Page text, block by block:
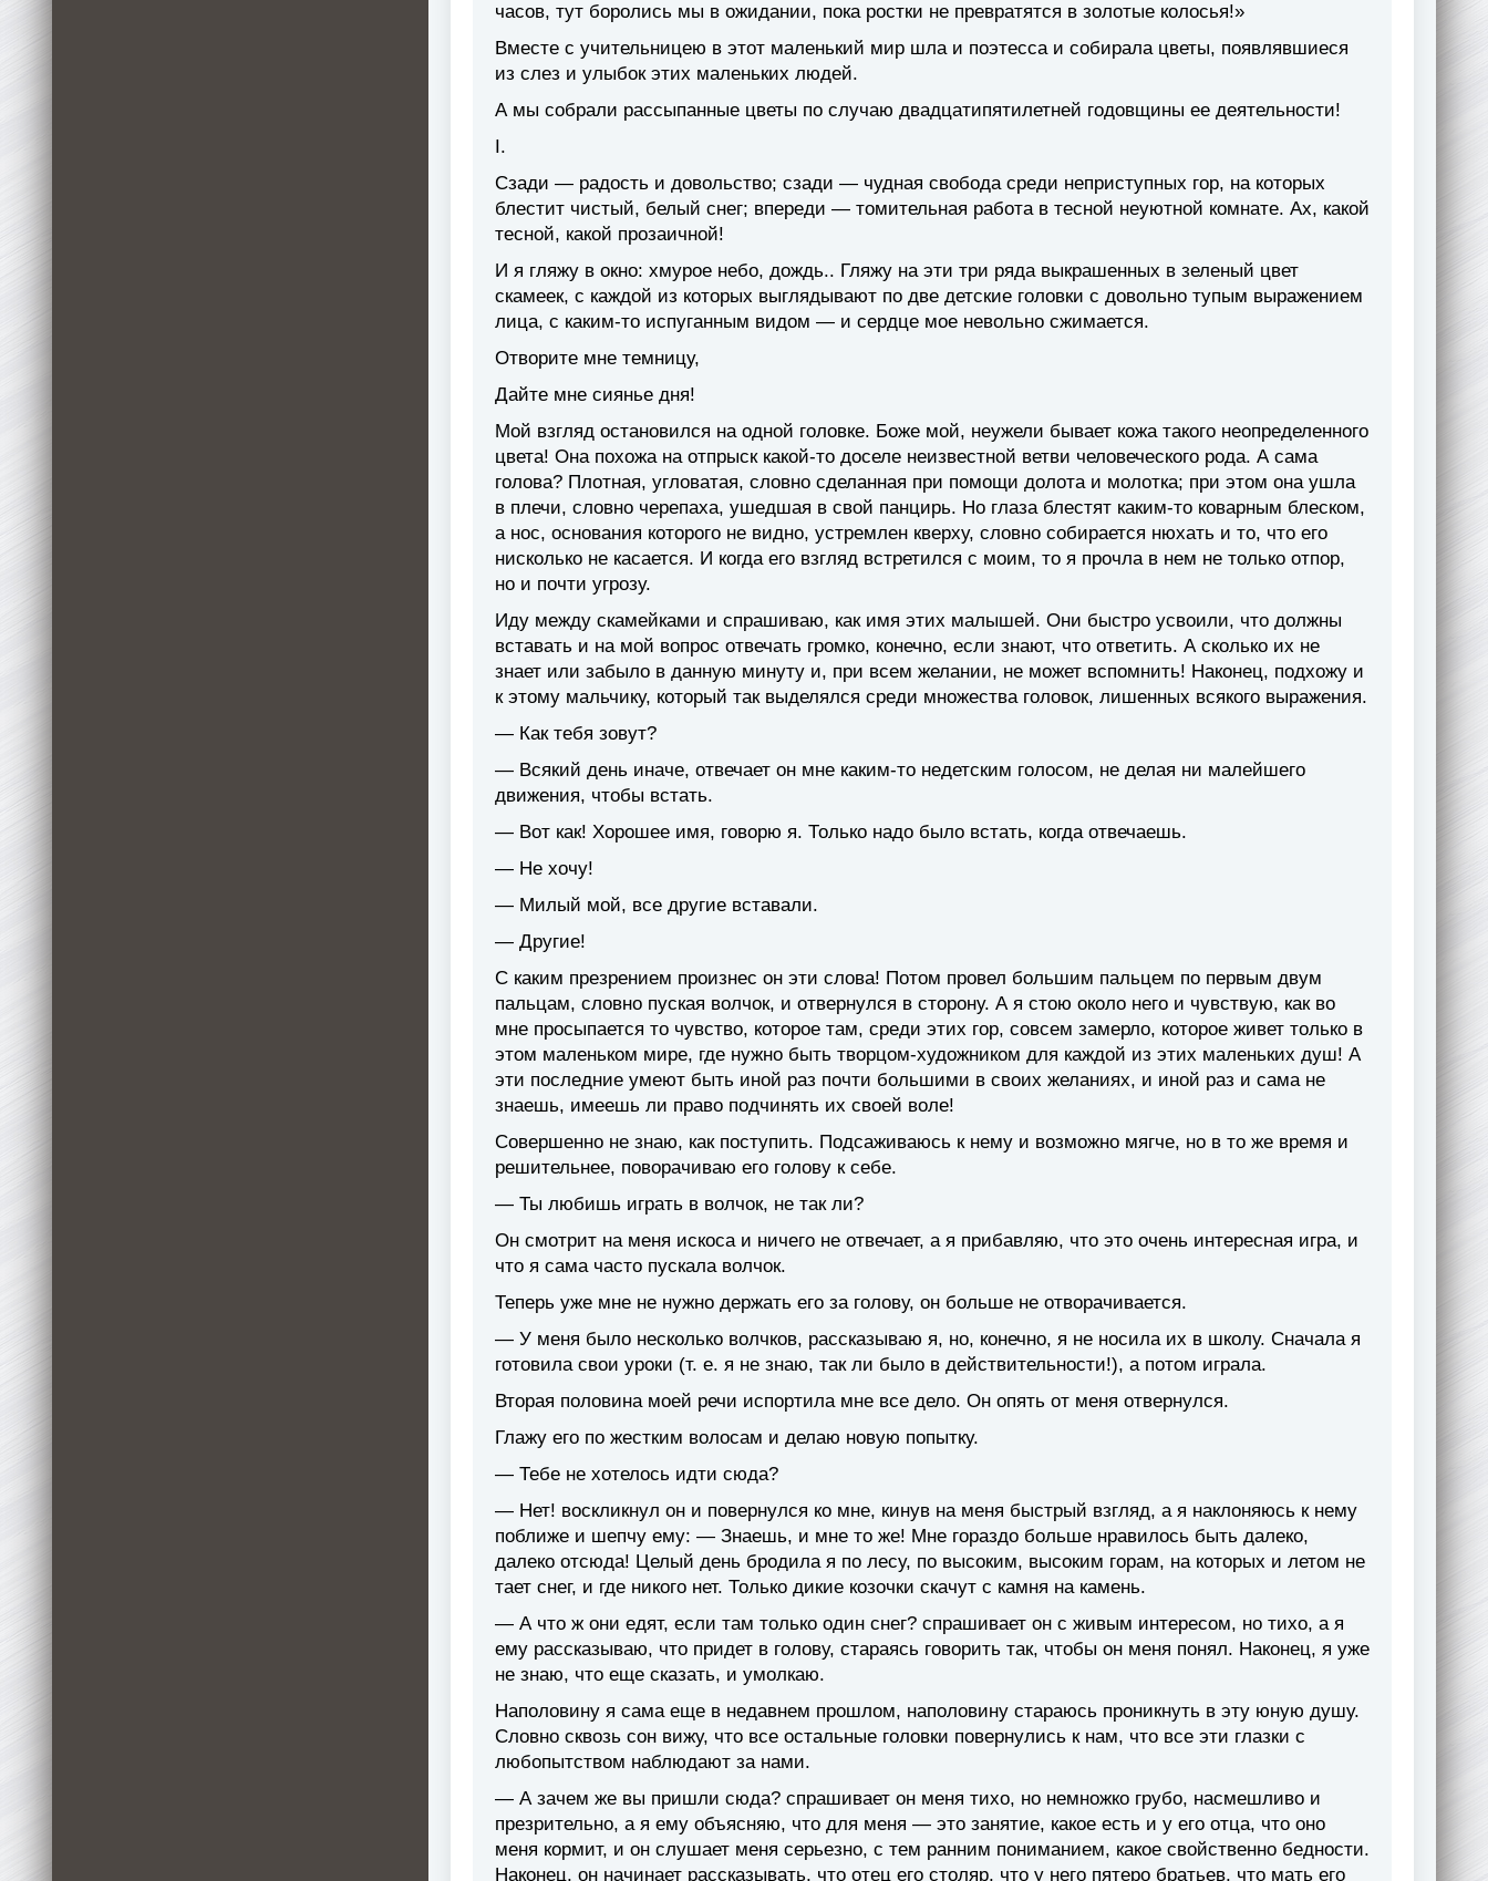
часов, тут боролись мы в ожидании, пока ростки не превратятся в золотые колосья!»
Вместе с учительницею в этот маленький мир шла и поэтесса и собирала цветы, появлявшиеся
из слез и улыбок этих маленьких людей.
А мы собрали рассыпанные цветы по случаю двадцатипятилетней годовщины ее деятельности!
I.
Сзади — радость и довольство; сзади — чудная свобода среди неприступных гор, на которых
блестит чистый, белый снег; впереди — томительная работа в тесной неуютной комнате. Ах, какой
тесной, какой прозаичной!
И я гляжу в окно: хмурое небо, дождь.. Гляжу на эти три ряда выкрашенных в зеленый цвет
скамеек, с каждой из которых выглядывают по две детские головки с довольно тупым выражением
лица, с каким-то испуганным видом — и сердце мое невольно сжимается.
Отворите мне темницу,
Дайте мне сиянье дня!
Мой взгляд остановился на одной головке. Боже мой, неужели бывает кожа такого неопределенного
цвета! Она похожа на отпрыск какой-то доселе неизвестной ветви человеческого рода. А сама
голова? Плотная, угловатая, словно сделанная при помощи долота и молотка; при этом она ушла
в плечи, словно черепаха, ушедшая в свой панцирь. Но глаза блестят каким-то коварным блеском,
а нос, основания которого не видно, устремлен кверху, словно собирается нюхать и то, что его
нисколько не касается. И когда его взгляд встретился с моим, то я прочла в нем не только отпор,
но и почти угрозу.
Иду между скамейками и спрашиваю, как имя этих малышей. Они быстро усвоили, что должны
вставать и на мой вопрос отвечать громко, конечно, если знают, что ответить. А сколько их не
знает или забыло в данную минуту и, при всем желании, не может вспомнить! Наконец, подхожу и
к этому мальчику, который так выделялся среди множества головок, лишенных всякого выражения.
— Как тебя зовут?
— Всякий день иначе, отвечает он мне каким-то недетским голосом, не делая ни малейшего
движения, чтобы встать.
— Вот как! Хорошее имя, говорю я. Только надо было встать, когда отвечаешь.
— Не хочу!
— Милый мой, все другие вставали.
— Другие!
С каким презрением произнес он эти слова! Потом провел большим пальцем по первым двум
пальцам, словно пуская волчок, и отвернулся в сторону. А я стою около него и чувствую, как во
мне просыпается то чувство, которое там, среди этих гор, совсем замерло, которое живет только в
этом маленьком мире, где нужно быть творцом-художником для каждой из этих маленьких душ! А
эти последние умеют быть иной раз почти большими в своих желаниях, и иной раз и сама не
знаешь, имеешь ли право подчинять их своей воле!
Совершенно не знаю, как поступить. Подсаживаюсь к нему и возможно мягче, но в то же время и
решительнее, поворачиваю его голову к себе.
— Ты любишь играть в волчок, не так ли?
Он смотрит на меня искоса и ничего не отвечает, а я прибавляю, что это очень интересная игра, и
что я сама часто пускала волчок.
Теперь уже мне не нужно держать его за голову, он больше не отворачивается.
— У меня было несколько волчков, рассказываю я, но, конечно, я не носила их в школу. Сначала я
готовила свои уроки (т. е. я не знаю, так ли было в действительности!), а потом играла.
Вторая половина моей речи испортила мне все дело. Он опять от меня отвернулся.
Глажу его по жестким волосам и делаю новую попытку.
— Тебе не хотелось идти сюда?
— Нет! воскликнул он и повернулся ко мне, кинув на меня быстрый взгляд, а я наклоняюсь к нему
поближе и шепчу ему: — Знаешь, и мне то же! Мне гораздо больше нравилось быть далеко,
далеко отсюда! Целый день бродила я по лесу, по высоким, высоким горам, на которых и летом не
тает снег, и где никого нет. Только дикие козочки скачут с камня на камень.
— А что ж они едят, если там только один снег? спрашивает он с живым интересом, но тихо, а я
ему рассказываю, что придет в голову, стараясь говорить так, чтобы он меня понял. Наконец, я уже
не знаю, что еще сказать, и умолкаю.
Наполовину я сама еще в недавнем прошлом, наполовину стараюсь проникнуть в эту юную душу.
Словно сквозь сон вижу, что все остальные головки повернулись к нам, что все эти глазки с
любопытством наблюдают за нами.
— А зачем же вы пришли сюда? спрашивает он меня тихо, но немножко грубо, насмешливо и
презрительно, а я ему объясняю, что для меня — это занятие, какое есть и у его отца, что оно
меня кормит, и он слушает меня серьезно, с тем ранним пониманием, какое свойственно бедности.
Наконец, он начинает рассказывать, что отец его столяр, что у него пятеро братьев, что мать его